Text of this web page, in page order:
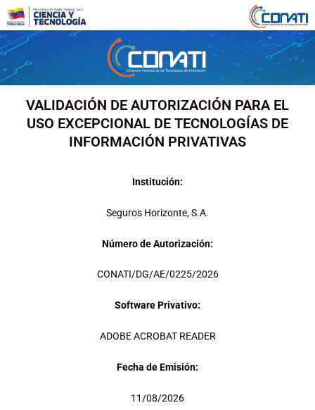
contenido
VALIDACIÓN DE AUTORIZACIÓN PARA EL
USO EXCEPCIONAL DE TECNOLOGÍAS DE
INFORMACIÓN PRIVATIVAS
Institución:
Seguros Horizonte, S.A.
Número de Autorización:
CONATI/DG/AE/0225/2026
Software Privativo:
ADOBE ACROBAT READER
Fecha de Emisión:
11/08/2026